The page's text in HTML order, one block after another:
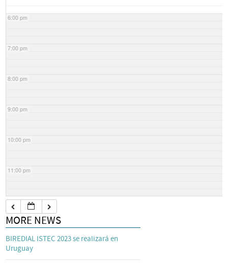
6:00 pm
7:00 pm
8:00 pm
9:00 pm
10:00 pm
11:00 pm
MORE NEWS
BIREDIAL ISTEC 2023 se realizará en
Uruguay